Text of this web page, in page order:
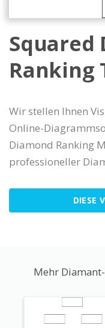
Squared
Ranking
Wir stellen Ihnen
Online-
Diamond Ranking
professioneller
DIESE
Mehr